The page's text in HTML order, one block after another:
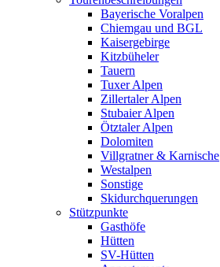
Bayerische Voralpen
Chiemgau und BGL
Kaisergebirge
Kitzbüheler
Tauern
Tuxer Alpen
Zillertaler Alpen
Stubaier Alpen
Ötztaler Alpen
Dolomiten
Villgratner & Karnische
Westalpen
Sonstige
Skidurchquerungen
Stützpunkte
Gasthöfe
Hütten
SV-Hütten